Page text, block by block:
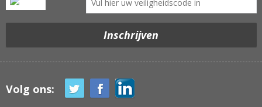
Volg ons: